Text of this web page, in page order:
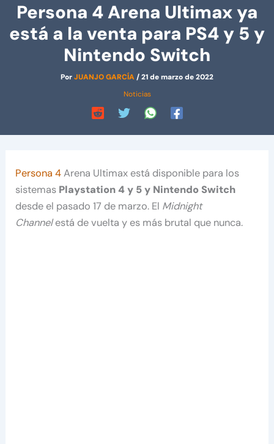
Persona 4 Arena Ultimax ya
está a la venta para PS4 y 5 y
Nintendo Switch
PorJUANJO GARCÍA/21 de marzo de 2022
Noticias
Persona 4Arena Ultimax está disponible para los
sistemas Playstation 4 y 5 y Nintendo Switch
desde el pasado 17 de marzo. El Midnight
Channelestá de vuelta y es más brutal que nunca.